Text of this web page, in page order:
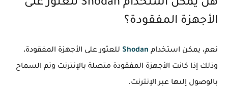
هل يمكن استخدام Shodan للعثور على
الأجهزة المفقودة؟
نعم، يمكن استخدام Shodan للعثور على الأجهزة المفقودة،
وذلك إذا كانت الأجهزة المفقودة متصلة بالإنترنت وتم السماح
بالوصول إلىها عبر الإنترنت.